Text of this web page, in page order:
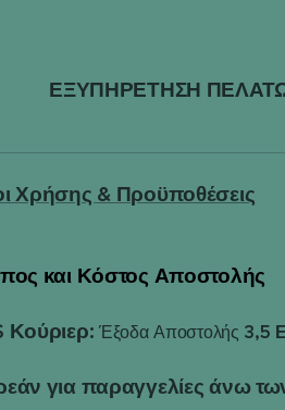
ΕΞΥΠΗΡΕΤΗΣΗ
Χρήσης & Προϋποθέσεις
και Κόστος Αποστολής
Κούριερ: Έξοδα Αποστολής 3,5
για παραγγελίες άνω